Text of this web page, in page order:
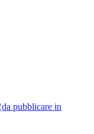
pubblicare in